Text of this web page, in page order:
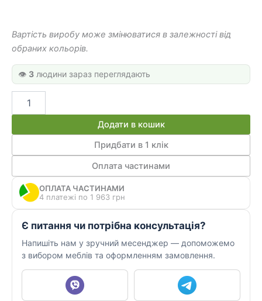
Вартість виробу може змінюватися в залежності від
обраних кольорів.
👁️ 3 людини зараз переглядають
столом
07
Додати в кошик
Придбати в 1 клік
Оплата частинами
ОПЛАТА ЧАСТИНАМИ
4 платежі по 1 963 грн
Є питання чи потрібна консультація?
Напишіть нам у зручний месенджер — допоможемо
з вибором меблів та оформленням замовлення.